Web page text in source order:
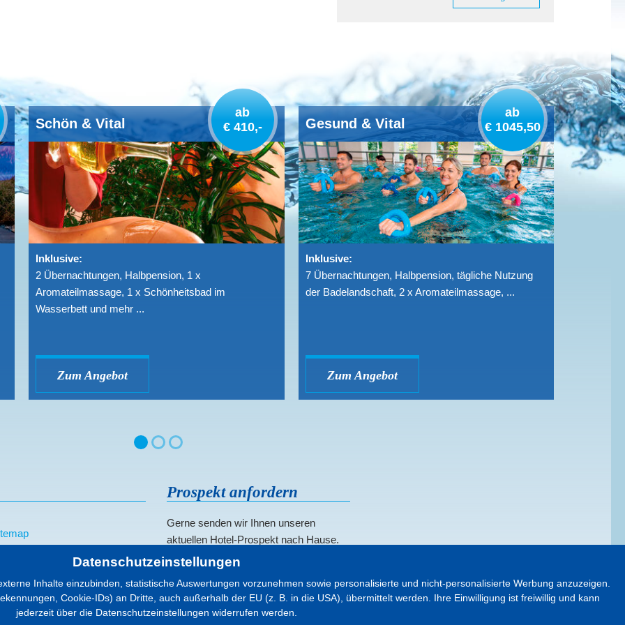
Datenschutzeinstellungen
Inhalte einzubinden, statistische Auswertungen vorzunehmen sowie personalisierte und nicht-personalisierte Werbung anzuzeigen.
Cookie-IDs) an Dritte, auch außerhalb der EU (z. B. in die USA), übermittelt werden. Ihre Einwilligung ist freiwillig und kann
jederzeit über die Datenschutzeinstellungen widerrufen werden.
Schön & Vital
Inklusive:
2 Übernachtungen, Halbpension, 1 x
Aromateilmassage, 1 x Schönheitsbad im
Wasserbett und mehr ...
ab
€ 410,-
Zum Angebot
Gesund & Vital
Inklusive:
7 Übernachtungen, Halbpension, tägliche Nutzung
der Badelandschaft, 2 x Aromateilmassage, ...
ab
€ 1045,50
Zum Angebot
Prospekt anfordern
Gerne senden wir Ihnen unseren
aktuellen Hotel-Prospekt nach Hause.
Zum Formular...